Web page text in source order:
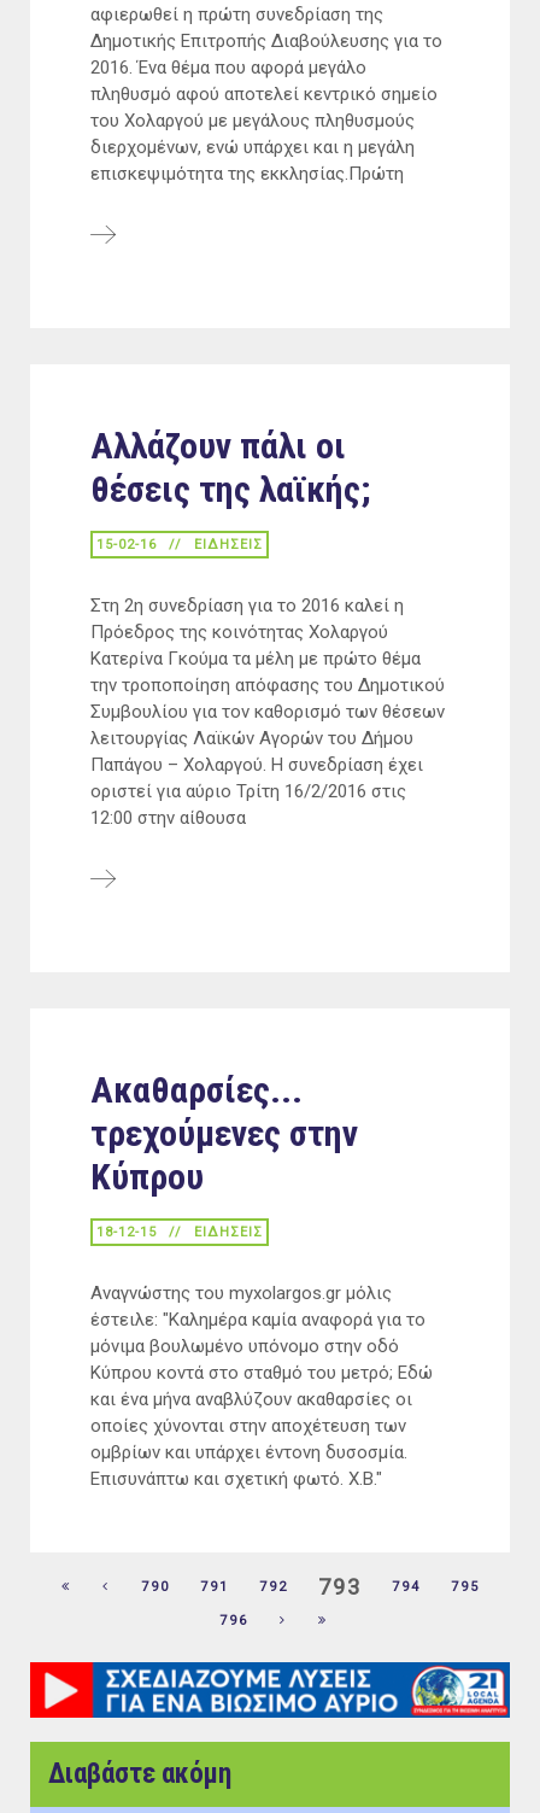
αφιερωθεί η πρώτη συνεδρίαση της
Δημοτικής Επιτροπής Διαβούλευσης για το
2016. Ένα θέμα που αφορά μεγάλο
πληθυσμό αφού αποτελεί κεντρικό σημείο
του Χολαργού με μεγάλους πληθυσμούς
διερχομένων, ενώ υπάρχει και η μεγάλη
επισκεψιμότητα της εκκλησίας.Πρώτη
Αλλάζουν πάλι οι
θέσεις της λαϊκής;
15-02-16 ΕΙΔΉΣΕΙΣ
Στη 2η συνεδρίαση για το 2016 καλεί η
Πρόεδρος της κοινότητας Χολαργού
Κατερίνα Γκούμα τα μέλη με πρώτο θέμα
την τροποποίηση απόφασης του Δημοτικού
Συμβουλίου για τον καθορισμό των θέσεων
λειτουργίας Λαϊκών Αγορών του Δήμου
Παπάγου – Χολαργού. Η συνεδρίαση έχει
οριστεί για αύριο Τρίτη 16/2/2016 στις
12:00 στην αίθουσα
Ακαθαρσίες...
τρεχούμενες στην
Κύπρου
18-12-15 ΕΙΔΉΣΕΙΣ
Αναγνώστης του myxolargos.gr μόλις
έστειλε: "Καλημέρα καμία αναφορά για το
μόνιμα βουλωμένο υπόνομο στην οδό
Κύπρου κοντά στο σταθμό του μετρό; Εδώ
και ένα μήνα αναβλύζουν ακαθαρσίες οι
οποίες χύνονται στην αποχέτευση των
ομβρίων και υπάρχει έντονη δυσοσμία.
Επισυνάπτω και σχετική φωτό. Χ.Β."
790 791 792 793 794 795
796
Διαβάστε ακόμη